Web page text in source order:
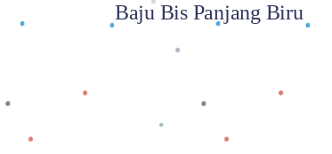
Baju Bis Panjang Biru